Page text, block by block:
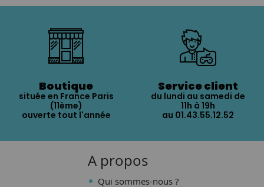
Boutique
située en France Paris
(11ème)
ouverte tout l'année
Service client
du lundi au samedi de
11h à 19h
au 01.43.55.12.52
A propos
Qui sommes-nous ?